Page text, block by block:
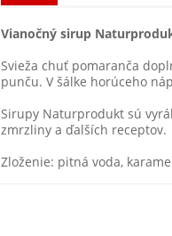
Vianočný sirup
Svieža chuť pomaranča
punču. V šálke horúceho
Sirupy Naturprodukt sú
zmrzliny a ďalších receptov.
Zloženie: pitná voda,